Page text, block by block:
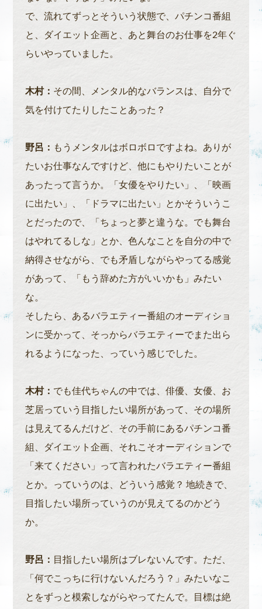
で、流れてずっとそういう状態で、パチンコ番組
と、ダイエット企画と、あと舞台のお仕事を2年ぐ
らいやっていました。
木村： その間、メンタル的なバランスは、自分で
気を付けてたりしたことあった？
野呂： もうメンタルはボロボロですよね。ありが
たいお仕事なんですけど、他にもやりたいことが
あったって言うか。「女優をやりたい」、「映画
に出たい」、「ドラマに出たい」とかそういうこ
とだったので、「ちょっと夢と違うな。でも舞台
はやれてるしな」とか、色んなことを自分の中で
納得させながら、でも矛盾しながらやってる感覚
があって、「もう辞めた方がいいかも」みたい
な。
そしたら、あるバラエティー番組のオーディショ
ンに受かって、そっからバラエティーでまた出ら
れるようになった、っていう感じでした。
木村： でも佳代ちゃんの中では、俳優、女優、お
芝居っていう目指したい場所があって、その場所
は見えてるんだけど、その手前にあるパチンコ番
組、ダイエット企画、それこそオーディションで
「来てください」って言われたバラエティー番組
とか。っていうのは、どういう感覚？ 地続きで、
目指したい場所っていうのが見えてるのかどう
か。
野呂： 目指したい場所はブレないんです。ただ、
「何でこっちに行けないんだろう？」みたいなこ
とをずっと模索しながらやってたんで。目標は絶